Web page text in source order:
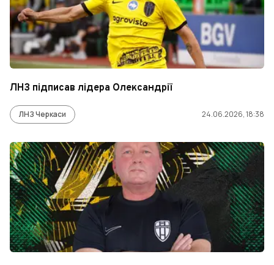
ЛНЗ підписав лідера Олександрії
ЛНЗ Черкаси 24.06.2026, 18:38